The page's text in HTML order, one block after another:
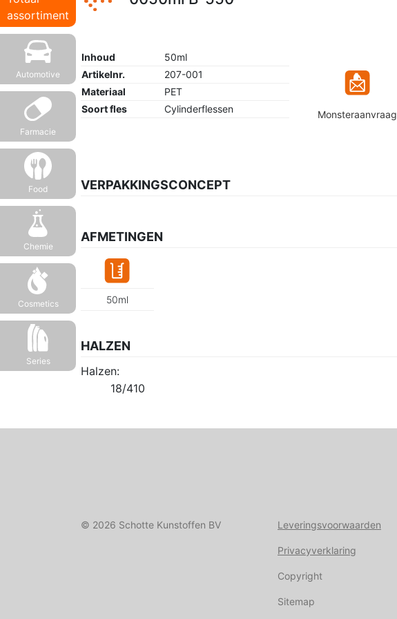
assortiment
Automotive
Farmacie
Food
Chemie
Cosmetics
Series
Inhoud
50ml
Artikelnr.
207-001
Materiaal
PET
Soort fles
Cylinderflessen Monsteraanvraag
VERPAKKINGSCONCEPT
AFMETINGEN
50ml
HALZEN
Halzen:
18/410
© 2026 Schotte Kunstoffen BV Leveringsvoorwaarden
Privacyverklaring
Copyright
Sitemap